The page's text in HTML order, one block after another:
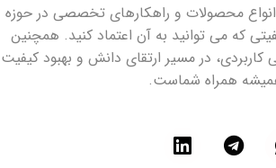
محصولات و راهکارهای تخصصی در حوزه
که می توانید به آن اعتماد کنید. همچنین
کاربردی، در مسیر ارتقای دانش و بهبود کیفیت
همراه شماست.